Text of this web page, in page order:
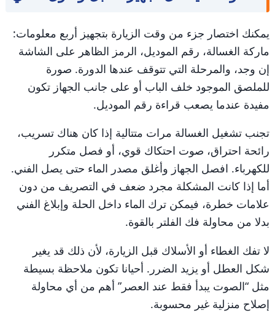
يمكنك اختصار جزء من وقت الزيارة بتجهيز أربع معلومات:
ماركة الغسالة، رقم الموديل، الرمز الظاهر على الشاشة
إن وجد، والمرحلة التي تتوقف عندها الدورة. صورة
للملصق الموجود خلف الباب أو على جانب الجهاز تكون
مفيدة عندما يصعب قراءة رقم الموديل.
تجنب تشغيل الغسالة مرات متتالية إذا كان هناك تسريب،
رائحة احتراق، صوت احتكاك قوي، أو فصل متكرر
للكهرباء. افصل الجهاز وأغلق مصدر الماء حتى يصل الفني.
أما إذا كانت المشكلة مجرد ضعف في التصريف من دون
علامات خطرة، فيمكن ترك الماء داخل الحلة وإبلاغ الفني
بدلا من محاولة فك الفلتر بالقوة.
لا تفك الغطاء أو الأسلاك قبل الزيارة، لأن ذلك قد يغير
شكل العطل أو يزيد الضرر. أحيانا تكون ملاحظة بسيطة
مثل “الصوت يبدأ فقط عند العصر” أهم من أي محاولة
إصلاح منزلية غير محسوبة.